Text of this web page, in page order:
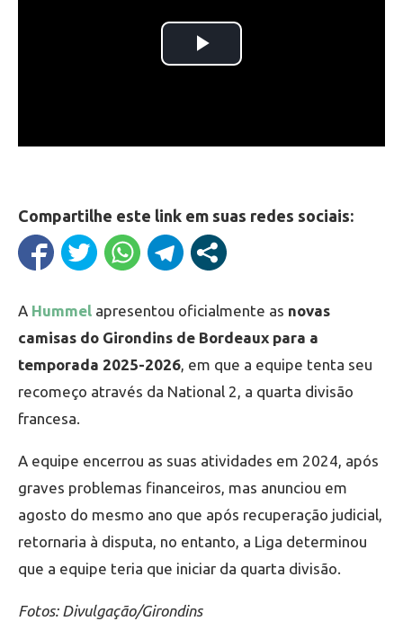
Compartilhe este link em suas redes sociais:
A Hummel apresentou oficialmente as novas
camisas do Girondins de Bordeaux para a
temporada 2025-2026, em que a equipe tenta seu
recomeço através da National 2, a quarta divisão
francesa.
A equipe encerrou as suas atividades em 2024, após
graves problemas financeiros, mas anunciou em
agosto do mesmo ano que após recuperação judicial,
retornaria à disputa, no entanto, a Liga determinou
que a equipe teria que iniciar da quarta divisão.
Fotos: Divulgação/Girondins